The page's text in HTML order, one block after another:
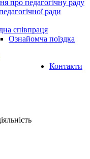
про педагогічну раду
ради
співпраця
Ознайомча поїздка
Контакти